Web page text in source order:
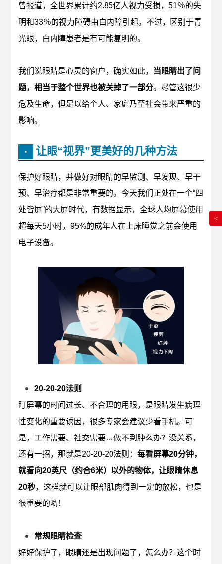
曾报道，全世界累计约2.85亿人视力受损，51％的失
明和33％的视力障碍由白内障引起。不过，区别于青
光眼，白内障患者是有可能复明的。
我们说眼睛是心灵的窗户，确实如此， 当眼睛出了问
题，相当于整个世界也被关掉了一部分。尽管这很少
危及生命，但足以给个人、家庭乃至社会带来严重的
影响。
• 让眼“视界”更美好的几种方法
保护好眼睛，并做好对眼睛的早监测、早发现、早干
预、早治疗都是非常重要的。今天我们正处在一个“四
处皆屏”的大屏时代，有数据显示，全球人均屏幕使用
超每天5小时，95%的成年人在上床睡觉之前会使用
电子设备。
20-20-20法则
盯屏幕的时间过长、不合理的用眼，是眼睛发生病理
性变化的重要诱因，很多专家会建议少看手机。可
是，工作需要、社交需要…做不到肿么办？没关系，
还有一招，那就是20-20-20法则：每看屏幕20分钟，
就看向20英尺（约合6米）以外的物体，让眼睛休息
20秒，这样就可以让眼部肌肉得到一定的放松，也是
很重要的哟！
常规眼睛检查
好好保护了，眼睛还是出现问题了，怎么办？这个时
<